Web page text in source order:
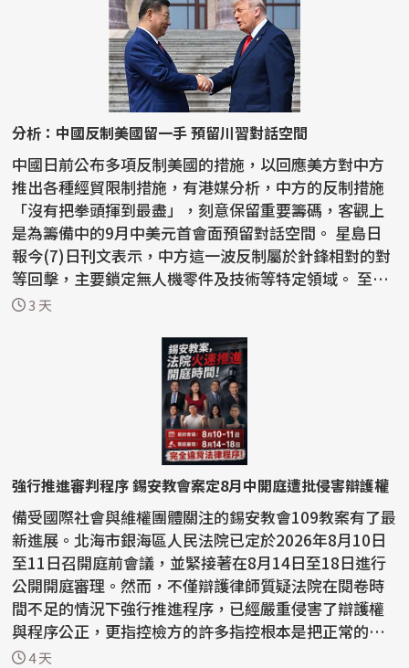
分析：中國反制美國留一手 預留川習對話空間
中國日前公布多項反制美國的措施，以回應美方對中方
推出各種經貿限制措施，有港媒分析，中方的反制措施
「沒有把拳頭揮到最盡」，刻意保留重要籌碼，客觀上
是為籌備中的9月中美元首會面預留對話空間。 星島日
報今(7)日刊文表示，中方這一波反制屬於針鋒相對的對
等回擊，主要鎖定無人機零件及技術等特定領域。 至於
稀土...
3 天
強行推進審判程序 錫安教會案定8月中開庭遭批侵害辯護權
備受國際社會與維權團體關注的錫安教會109教案有了最
新進展。北海市銀海區人民法院已定於2026年8月10日
至11日召開庭前會議，並緊接著在8月14日至18日進行
公開開庭審理。然而，不僅辯護律師質疑法院在閱卷時
間不足的情況下強行推進程序，已經嚴重侵害了辯護權
與程序公正，更指控檢方的許多指控根本是把正常的宗
教活動...
4 天